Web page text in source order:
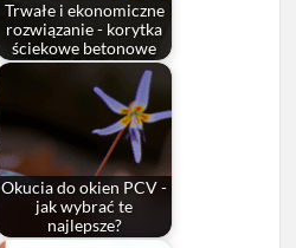
Trwałe i ekonomiczne
rozwiązanie - korytka
ściekowe betonowe
Okucia do okien PCV -
jak wybrać te
najlepsze?